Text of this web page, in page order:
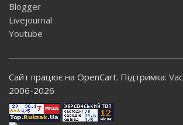
Blogger
Livejournal
Youtube
Сайт працює на OpenCart. Підтримка:
2006-2026